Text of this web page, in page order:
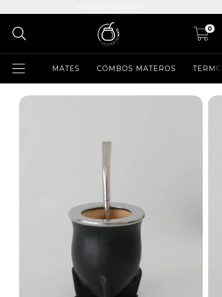
0
MATES COMBOS MATEROS